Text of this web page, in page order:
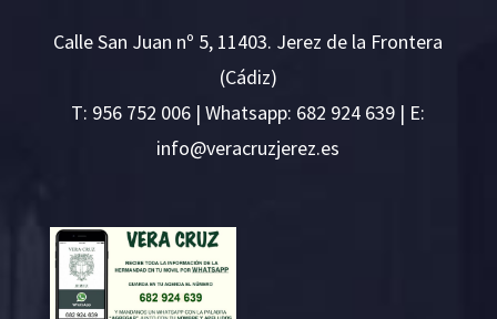
Calle San Juan nº 5, 11403. Jerez de la Frontera
(Cádiz)
T: 956 752 006 | Whatsapp: 682 924 639 | E:
se.ze
rejzu
rcare
v@ofn
i